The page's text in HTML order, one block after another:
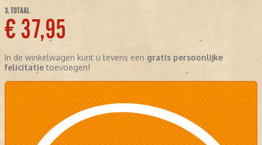
3. TOTAAL
€ 37,95
In de winkelwagen kunt u tevens een gratis persoonlijke
felicitatietoevoegen!